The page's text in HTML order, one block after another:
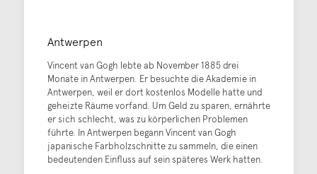
Antwerpen
Vincent van Gogh lebte ab November 1885 drei
Monate in Antwerpen. Er besuchte die Akademie in
Antwerpen, weil er dort kostenlos Modelle hatte und
geheizte Räume vorfand. Um Geld zu sparen, ernährte
er sich schlecht, was zu körperlichen Problemen
führte. In Antwerpen begann Vincent van Gogh
japanische Farbholzschnitte zu sammeln, die einen
bedeutenden Einfluss auf sein späteres Werk hatten.